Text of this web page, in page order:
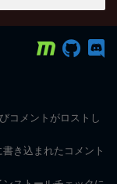
コメントがロストし
書き込まれたコメント